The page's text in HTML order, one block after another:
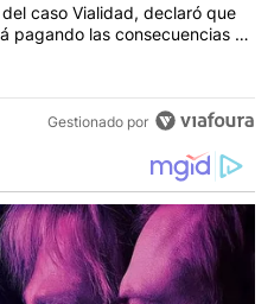
título "Jorge Gorini, el juez del
caso Vialidad, declaró que
pagando las consecuencias de
Gestionado por